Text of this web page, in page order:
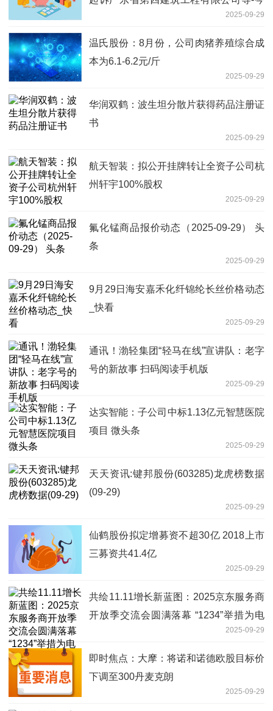
2025-09-29
温氏股份：8月份，公司肉猪养殖综合成
本为6.1-6.2元/斤
2025-09-29
华润双鹤：波生坦分散片获得药品注册证
书
2025-09-29
航天智装：拟公开挂牌转让全资子公司杭
州轩宇100%股权
2025-09-29
氟化锰商品报价动态（2025-09-29） 头
条
2025-09-29
9月29日海安嘉禾化纤锦纶长丝价格动态
_快看
2025-09-29
通讯！渤轻集团“轻马在线”宣讲队：老字
号的新故事 扫码阅读手机版
2025-09-29
达实智能：子公司中标1.13亿元智慧医院
项目 微头条
2025-09-29
天天资讯:键邦股份(603285)龙虎榜数据
(09-29)
2025-09-29
仙鹤股份拟定增募资不超30亿 2018上市
三募资共41.4亿
2025-09-29
共绘11.11增长新蓝图：2025京东服务商
开放季交流会圆满落幕 “1234”举措为电
2025-09-29
即时焦点：大摩：将诺和诺德欧股目标价
下调至300丹麦克朗
2025-09-29